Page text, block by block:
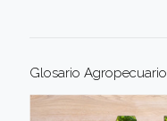
Glosario Agropecuario